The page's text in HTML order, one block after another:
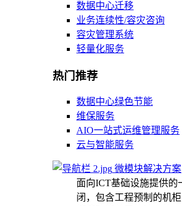
数据中心迁移
业务连续性/容灾咨询
容灾管理系统
轻量化服务
热门推荐
数据中心绿色节能
维保服务
AIO一站式运维管理服务
云与智能服务
微模块解决方案
面向ICT基础设施提供的
闭，包含工程预制的机